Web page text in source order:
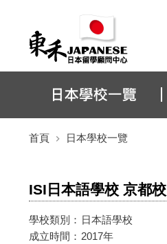
首頁 日本學校一覽
ISI日本語學校 京都校
學校類別： 日本語學校
成立時間： 2017年